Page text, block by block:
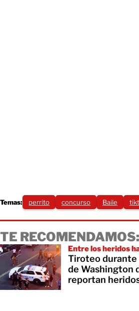
Temas: perrito concurso Baile
TE RECOMENDAMOS:
Entre los heridos
Tiroteo durante
de Washington
reportan